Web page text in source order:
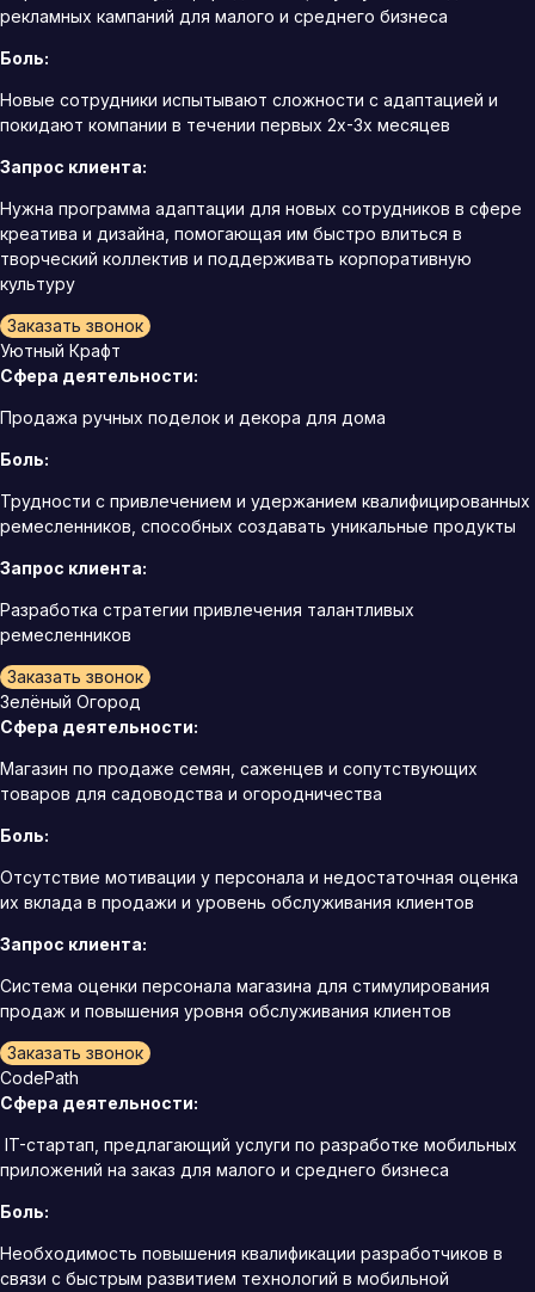
рекламных кампаний для малого и среднего бизнеса
Боль:
Новые сотрудники испытывают сложности с адаптацией и
покидают компании в течении первых 2х-3х месяцев
Запрос клиента:
Нужна программа адаптации для новых сотрудников в сфере
креатива и дизайна, помогающая им быстро влиться в
творческий коллектив и поддерживать корпоративную
культуру
Заказать звонок
Уютный Крафт
Сфера деятельности:
Продажа ручных поделок и декора для дома
Боль:
Трудности с привлечением и удержанием квалифицированных
ремесленников, способных создавать уникальные продукты
Запрос клиента:
Разработка стратегии привлечения талантливых
ремесленников
Заказать звонок
Зелёный Огород
Сфера деятельности:
Магазин по продаже семян, саженцев и сопутствующих
товаров для садоводства и огородничества
Боль:
Отсутствие мотивации у персонала и недостаточная оценка
их вклада в продажи и уровень обслуживания клиентов
Запрос клиента:
Система оценки персонала магазина для стимулирования
продаж и повышения уровня обслуживания клиентов
Заказать звонок
CodePath
Сфера деятельности:
IT-стартап, предлагающий услуги по разработке мобильных
приложений на заказ для малого и среднего бизнеса
Боль:
Необходимость повышения квалификации разработчиков в
связи с быстрым развитием технологий в мобильной